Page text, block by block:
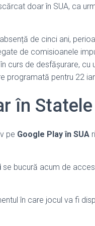
doar în SUA, ca
de cinci ani,
de comisioanele
curs de desfășurare,
programată pentru 22
în
pe Google Play în SUA
se bucură acum de
în care jocul va fi